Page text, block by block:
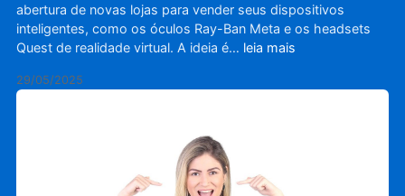
abertura de novas lojas para vender seus dispositivos
inteligentes, como os óculos Ray-Ban Meta e os headsets
Quest de realidade virtual. A ideia é… leia mais
29/05/2025